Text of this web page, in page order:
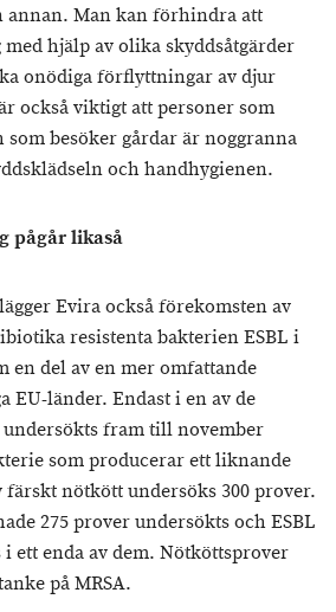
annan. Man kan förhindra att
hjälp av olika skyddsåtgärder
onödiga förflyttningar av djur
också viktigt att personer som
som besöker gårdar är noggranna
och handhygienen.
pågår likaså
Evira också förekomsten av
resistenta bakterien ESBL i
en del av en mer omfattande
EU-länder. Endast i en av de
fram till november
som producerar ett liknande
färskt nötkött undersöks 300 prover.
275 prover undersökts och ESBL
ett enda av dem. Nötköttsprover
på MRSA.